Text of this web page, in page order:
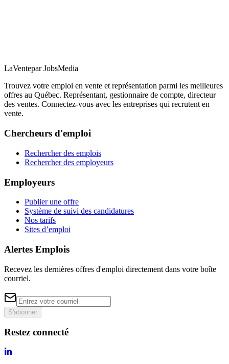
LaVentepar JobsMedia
Trouvez votre emploi en vente et représentation parmi les meilleures
offres au Québec. Représentant, gestionnaire de compte, directeur
des ventes. Connectez-vous avec les entreprises qui recrutent en
vente.
Chercheurs d'emploi
Rechercher des emplois
Rechercher des employeurs
Employeurs
Publier une offre
Système de suivi des candidatures
Nos tarifs
Sites d’emploi
Alertes Emplois
Recevez les dernières offres d'emploi directement dans votre boîte
courriel.
S'abonner
Restez connecté